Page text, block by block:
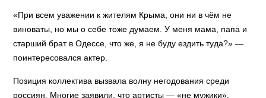
«При всем уважении к жителям Крыма, они ни в чём не
виноваты, но мы о себе тоже думаем. У меня мама, папа и
старший брат в Одессе, что же, я не буду ездить туда?» —
поинтересовался актер.
Позиция коллектива вызвала волну негодования среди
россиян. Многие заявили, что артисты — «не мужики».